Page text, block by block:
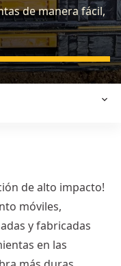
de manera fácil,
de alto impacto!
móviles,
y fabricadas
en las